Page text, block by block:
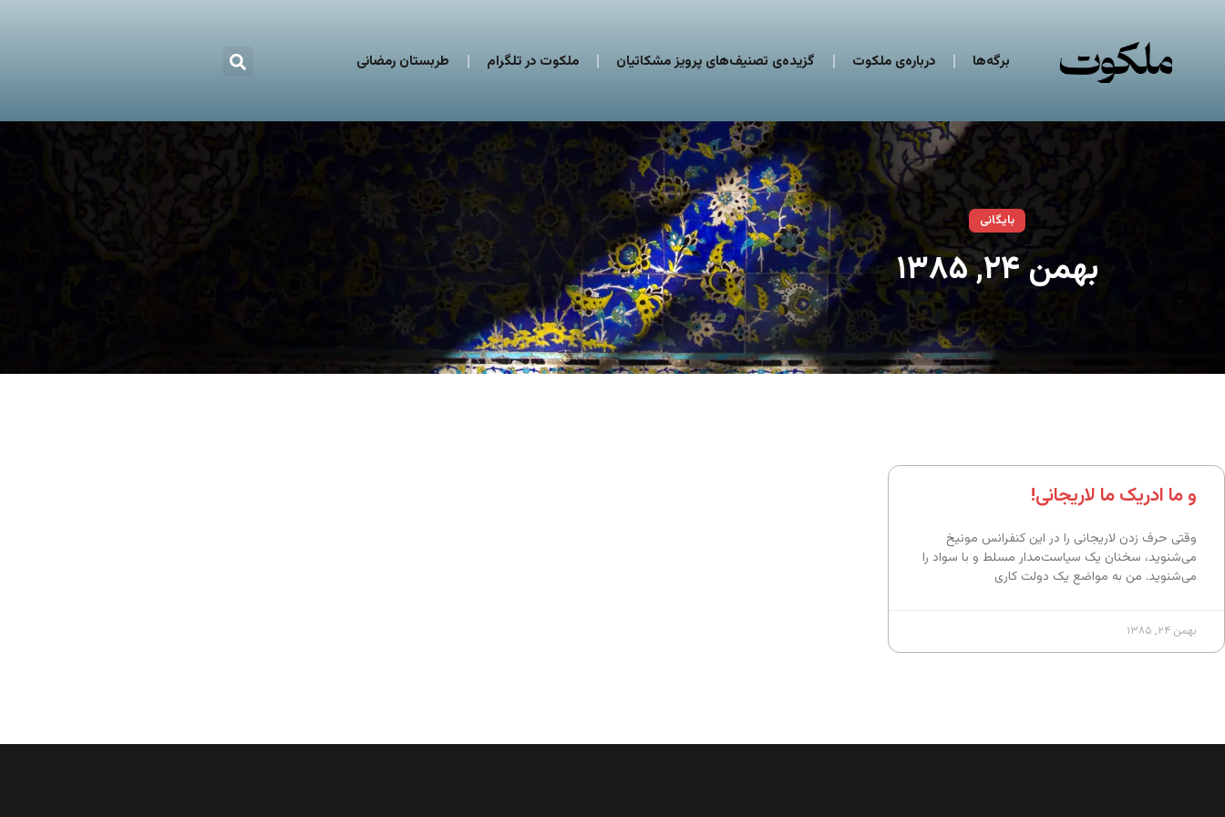
برگه‌ها درباره‌ی ملکوت گزیده‌ی تصنیف‌های پرویز مشکاتیان ملکوت در تلگرام طربستان رمضانی
بایگانی
بهمن ۲۴, ۱۳۸۵
و ما ادریک ما لاریجانی!
وقتی حرف زدن لاریجانی را در این کنفرانس مونیخ
می‌شنوید، سخنان یک سیاست‌مدار مسلط و با سواد را
می‌شنوید. من به مواضع یک دولت کاری
بهمن ۲۴, ۱۳۸۵